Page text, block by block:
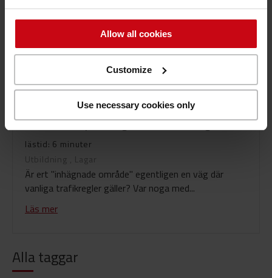
Allow all cookies
Customize
Use necessary cookies only
Säkerhet
Kör ni truck på inhägnat område, väg ...
lästid: 6 minuter
Utbildning
Lagar
Är ert "inhägnade område" egentligen en väg där
vanliga trafikregler gäller? Var noga med...
Läs mer
Alla taggar